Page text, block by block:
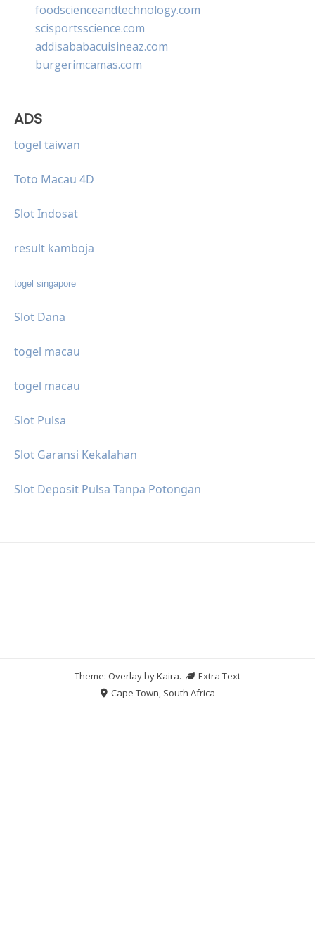
foodscienceandtechnology.com
scisportsscience.com
addisababacuisineaz.com
burgerimcamas.com
ADS
togel taiwan
Toto Macau 4D
Slot Indosat
result kamboja
togel singapore
Slot Dana
togel macau
togel macau
Slot Pulsa
Slot Garansi Kekalahan
Slot Deposit Pulsa Tanpa Potongan
Theme: Overlay byKaira.
Extra Text
Cape Town, South Africa